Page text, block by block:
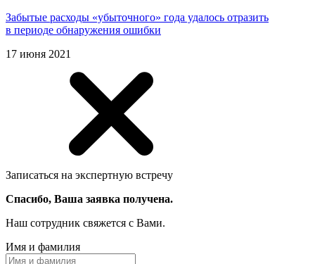
Забытые расходы «убыточного» года удалось отразить
в периоде обнаружения ошибки
17 июня 2021
Записаться на экспертную встречу
Спасибо, Ваша заявка получена.
Наш сотрудник свяжется с Вами.
Имя и фамилия